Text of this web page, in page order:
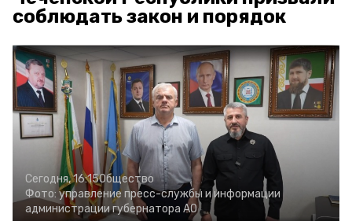
соблюдать закон и порядок
Сегодня, 16:15Общество
Фото: управление пресс-службы и информации
администрации губернатора АО